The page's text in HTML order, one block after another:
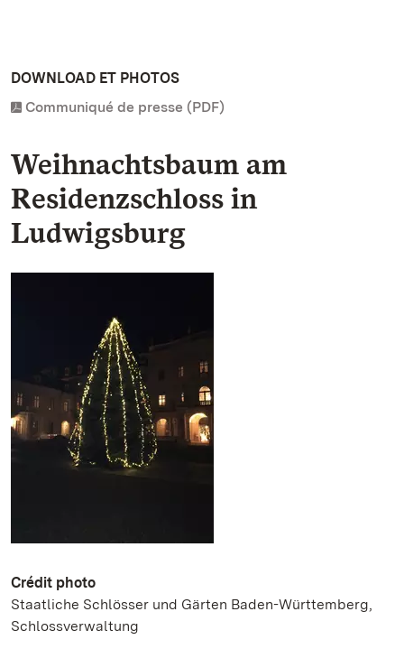
DOWNLOAD ET PHOTOS
Communiqué de presse (PDF)
Weihnachtsbaum am
Residenzschloss in
Ludwigsburg
Crédit photo
Staatliche Schlösser und Gärten Baden-Württemberg,
Schlossverwaltung